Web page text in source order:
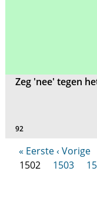
Zeg 'nee' tegen
92
« Eerste ‹ Vorige
1502
1503